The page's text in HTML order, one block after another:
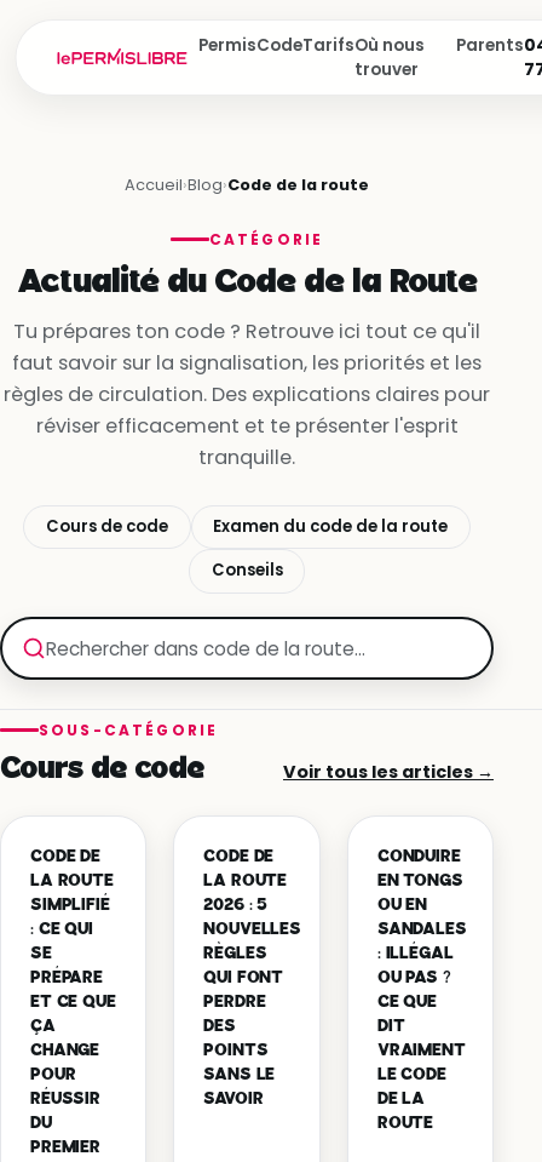
PermisCodeTarifsOù nous
trouver
Parents
Accueil›Blog›Code de la route
CATÉGORIE
Actualité du Code de la Route
Tu prépares ton code ? Retrouve ici tout ce qu'il
faut savoir sur la signalisation, les priorités et les
règles de circulation. Des explications claires pour
réviser efficacement et te présenter l'esprit
tranquille.
Cours de code
Examen du code de la route
Conseils
SOUS-CATÉGORIE
Cours de code Voir tous les articles →
CODE DE
LA ROUTE
SIMPLIFIÉ
: CE QUI
SE
PRÉPARE
ET CE QUE
ÇA
CHANGE
POUR
RÉUSSIR
DU
PREMIER
CODE DE
LA ROUTE
2026 : 5
NOUVELLES
RÈGLES
QUI FONT
PERDRE
DES
POINTS
SANS LE
SAVOIR
CONDUIRE
EN TONGS
OU EN
SANDALES
: ILLÉGAL
OU PAS ?
CE QUE
DIT
VRAIMENT
LE CODE
DE LA
ROUTE